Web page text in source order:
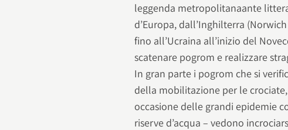
leggenda metropolitanaante
d’Europa, dall’Inghilterra
fino all’Ucraina all’inizio del
scatenare pogrom e realizzare
In gran parte i pogrom che si
della mobilitazione per le
occasione delle grandi epidemie
riserve d’acqua – vedono